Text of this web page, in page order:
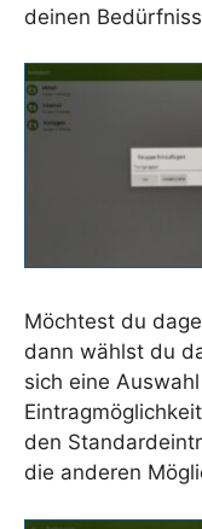
deinen
Möchtest du
dann wählst du
sich eine
den
die anderen